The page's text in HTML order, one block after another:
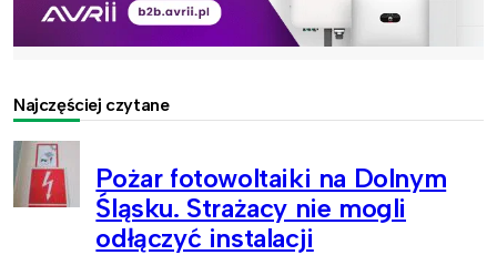
Najczęściej czytane
Pożar fotowoltaiki na Dolnym
Śląsku. Strażacy nie mogli
odłączyć instalacji